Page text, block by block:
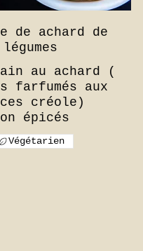
de achard de
légumes
au achard (
farfumés aux
créole)
Végétarien